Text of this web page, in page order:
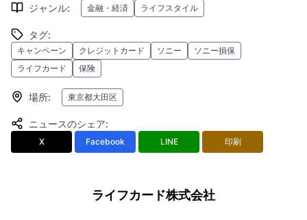
ジャンル: 金融・経済 ライフスタイル
タグ:
キャンペーン クレジットカード ソニー
ソニー損保
ライフカード
保険
場所: 東京都大田区
ニュースのシェア:
X Facebook LINE 印刷
ライフカード株式会社